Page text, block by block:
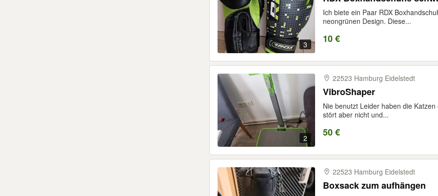
3
Ich biete ein Paar RDX
neongrünen Design. Diese...
10 €
2
22523 Hamburg Eidelstedt
VibroShaper
Nie benutzt Leider haben die
stört aber nicht und...
50 €
22523 Hamburg Eidelstedt
Boxsack zum aufhängen